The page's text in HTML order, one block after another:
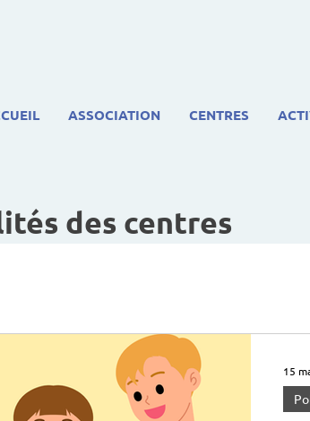
ASSOCIATION CENTRES
des centres
15